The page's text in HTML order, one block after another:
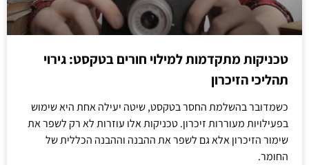
טכניקות מתקדמות למילוי חורים בטקסט: גירוי
תהליכי הזיכרון
כשמדובר בהשלמת החסר בטקסט, שיטה יעילה אחת היא שימוש
בפעילויות מעוררות זיכרון. טכניקות אלו עוזרות לא רק לשפר את
שימור הזיכרון אלא גם לשפר את ההבנה וההבנה הכללית של
החומר.